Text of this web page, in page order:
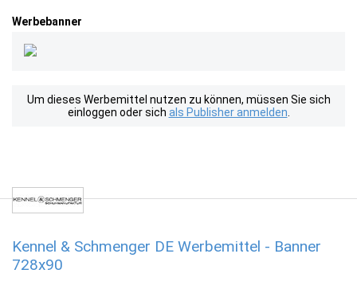
Werbebanner
Um dieses Werbemittel nutzen zu können, müssen Sie sich
einloggen oder sich als Publisher anmelden
Kennel & Schmenger DE Werbemittel - Banner
728x90